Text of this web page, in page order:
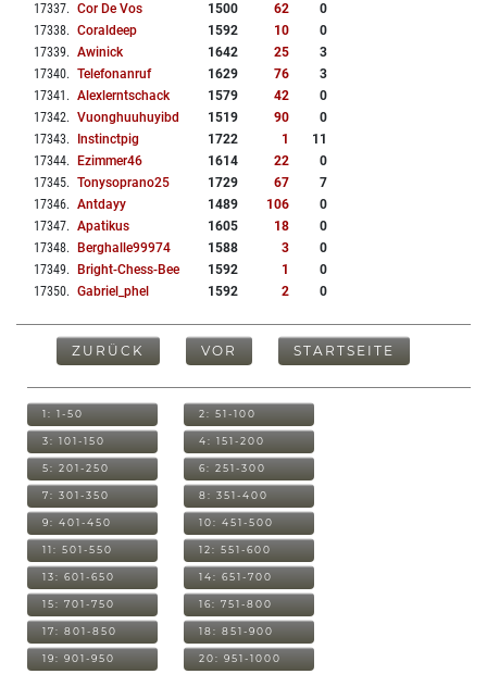
17337. Cor De Vos 1500 62
0
17338. Coraldeep 1592 10
0
17339. Awinick 1642 25
3
17340. Telefonanruf 1629 76
3
17341 . Alexlerntschack 1579 42
0
17342. Vuonghuuhuyibd 1519 90
0
17343. Instinctpig 1722 1
11
17344. Ezimmer46 1614 22
0
17345. Tonysoprano25 1729 67
7
17346. Antdayy 1489 106
0
17347. Apatikus 1605 18
0
17348. Berghalle99974 1588 3
0
17349. Bright-Chess-Bee 1592 1
0
17350. Gabriel_phel 1592 2 0
ZURÜCK VOR STARTSEITE
1: 1-50 2: 51-100
3: 101-150 4: 151-200
5: 201-250 6: 251-300
7: 301-350 8: 351-400
9: 401-450 10: 451-500
11: 501-550 12: 551-600
13: 601-650 14: 651-700
15: 701-750 16: 751-800
17: 801-850 18: 851-900
19: 901-950 20: 951-1000